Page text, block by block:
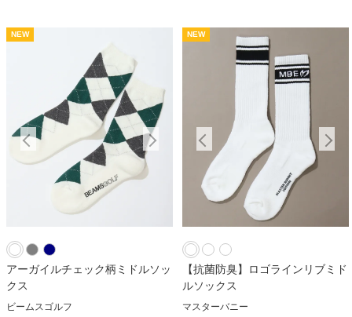
NEW NEW
アーガイルチェック柄ミドルソッ
クス
ビームスゴルフ
NEW NEW
【抗菌防臭】ロゴラインリブミド
ルソックス
マスターバニー